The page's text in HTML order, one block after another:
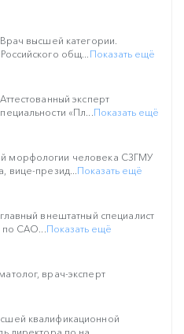
высшей категории.
общ... Показать ещё
эксперт
«Пл...Показать ещё
морфологии человека СЗГМУ
вице-презид...Показать ещё
внештатный специалист
по САО...Показать ещё
врач-эксперт
квалификационной